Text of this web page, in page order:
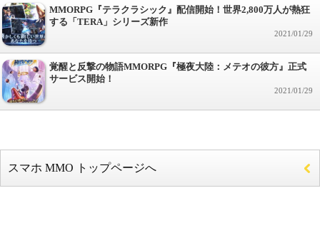
MMORPG『テラクラシック』配信開始！世界2,800万人が熱狂
する「TERA」シリーズ新作
2021/01/29
覚醒と反撃の物語MMORPG『極夜大陸：メテオの彼方』正式
サービス開始！
2021/01/29
スマホ MMO トップページへ